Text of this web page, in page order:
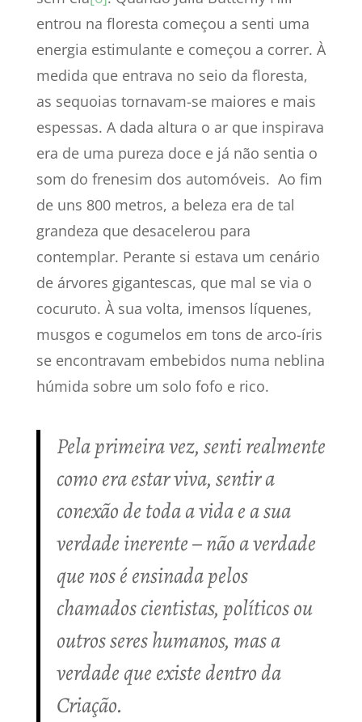
entrou na floresta começou a senti uma
energia estimulante e começou a correr. À
medida que entrava no seio da floresta,
as sequoias tornavam-se maiores e mais
espessas. A dada altura o ar que inspirava
era de uma pureza doce e já não sentia o
som do frenesim dos automóveis. Ao fim
de uns 800 metros, a beleza era de tal
grandeza que desacelerou para
contemplar. Perante si estava um cenário
de árvores gigantescas, que mal se via o
cocuruto. À sua volta, imensos líquenes,
musgos e cogumelos em tons de arco-íris
se encontravam embebidos numa neblina
húmida sobre um solo fofo e rico.
Pela primeira vez, senti realmente
como era estar viva, sentir a
conexão de toda a vida e a sua
verdade inerente – não a verdade
que nos é ensinada pelos
chamados cientistas, políticos ou
outros seres humanos, mas a
verdade que existe dentro da
Criação.